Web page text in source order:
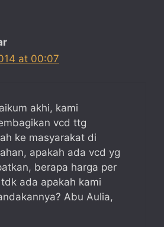
at 00:07
akhi, kami
vcd ttg
ke masyarakat di
apakah ada vcd yg
berapa harga per
ada apakah kami
Abu Aulia,